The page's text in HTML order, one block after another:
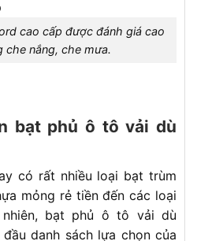
cao cấp được đánh giá cao
che nắng, che mưa.
bạt phủ ô tô vải dù
có rất nhiều loại bạt trùm
mỏng rẻ tiền đến các loại
bạt phủ ô tô vải dù
danh sách lựa chọn của